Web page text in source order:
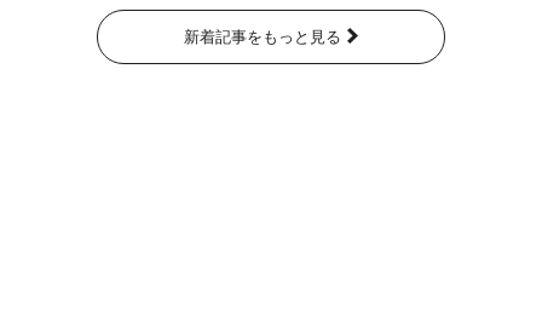
新着記事をもっと見る